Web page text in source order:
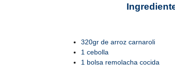
320gr de arroz carnaroli
1 cebolla
1 bolsa remolacha cocida